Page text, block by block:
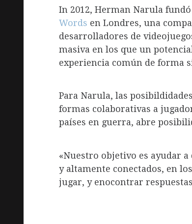
In 2012, Herman Narula
Words en Londres, una
desarrolladores de
masiva en los que un
experiencia común de forma
Para Narula, las
formas colaborativas a
países en guerra, abre
«Nuestro objetivo es ayudar
y altamente conectados, en
jugar, y enocontrar